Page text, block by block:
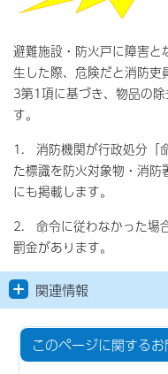
避難施設・防火戸に障害と
生した際、危険だと消防
3第1項に基づき、物品の
す。
1. 消防機関が行政処分「
た標識を防火対象物・消
にも掲載します。
2. 命令に従わなかった場
罰金があります。
関連情報
このページに関する